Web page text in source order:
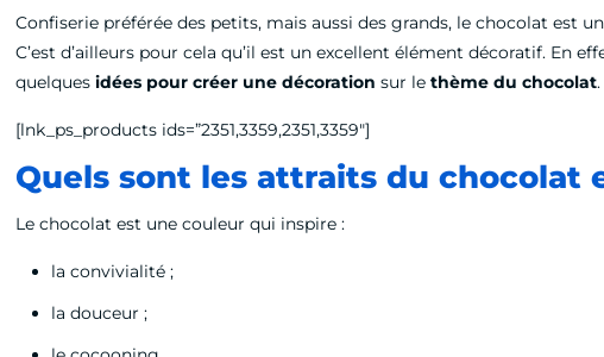
Confiserie préférée des petits, mais aussi des grands, le chocolat est
C’est d’ailleurs pour cela qu’il est un excellent élément décoratif.
quelquesidées pour créer une décoration sur lethème du chocolat.
[lnk_ps_products ids=”2351,3359,2351,3359″]
Quels sont les attraits du chocolat
Le chocolat est une couleur qui inspire :
la convivialité ;
la douceur ;